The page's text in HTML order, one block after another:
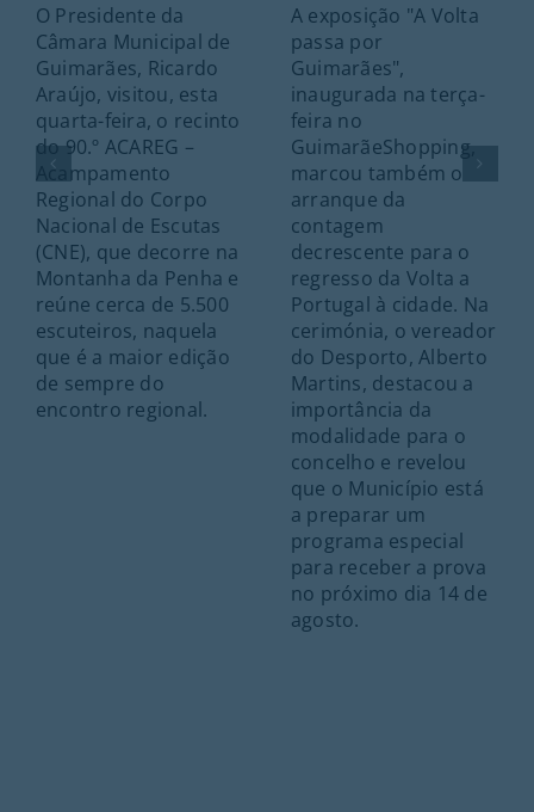
O Presidente da
Câmara Municipal de
Guimarães, Ricardo
Araújo, visitou, esta
quarta-feira, o recinto
do 90.º ACAREG –
Acampamento
Regional do Corpo
Nacional de Escutas
(CNE), que decorre na
Montanha da Penha e
reúne cerca de 5.500
escuteiros, naquela
que é a maior edição
de sempre do
encontro regional.
A exposição "A Volta
passa por
Guimarães",
inaugurada na terça-
feira no
GuimarãeShopping,
marcou também o
arranque da
contagem
decrescente para o
regresso da Volta a
Portugal à cidade. Na
cerimónia, o vereador
do Desporto, Alberto
Martins, destacou a
importância da
modalidade para o
concelho e revelou
que o Município está
a preparar um
programa especial
para receber a prova
no próximo dia 14 de
agosto.